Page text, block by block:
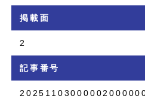
掲載面
2
記事番号